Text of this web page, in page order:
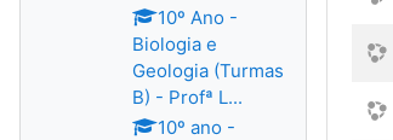
10º Ano -
Biologia e
Geologia (Turmas
B) - Profª L...
10º ano -